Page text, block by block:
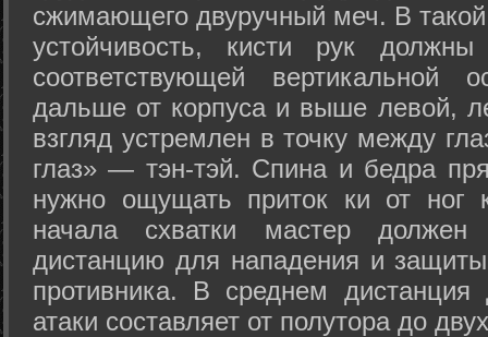
сжимающего двуручный меч. В
устойчивость, кисти рук
соответствующей
дальше от корпуса и выше левой,
взгляд устремлен в точку между
глаз» — тэн-тэй. Спина и бедра
нужно ощущать приток ки от
начала схватки мастер должен
дистанцию для нападения и
противника. В среднем
атаки составляет от полутора до